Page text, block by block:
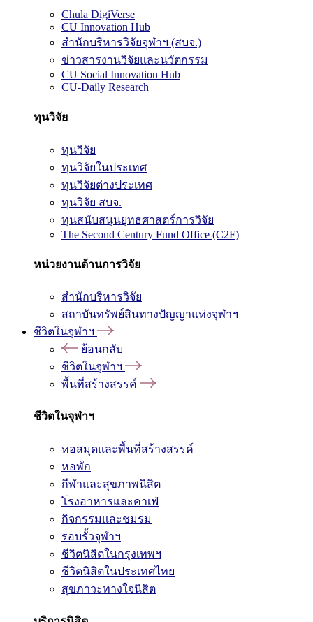
Chula DigiVerse
CU Innovation Hub
สำนักบริหารวิจัยจุฬาฯ (สบจ.)
ข่าวสารงานวิจัยและนวัตกรรม
CU Social Innovation Hub
CU-Daily Research
ทุนวิจัย
ทุนวิจัย
ทุนวิจัยในประเทศ
ทุนวิจัยต่างประเทศ
ทุนวิจัย สบจ.
ทุนสนับสนุนยุทธศาสตร์การวิจัย
The Second Century Fund Office (C2F)
หน่วยงานด้านการวิจัย
สำนักบริหารวิจัย
สถาบันทรัพย์สินทางปัญญาแห่งจุฬาฯ
ชีวิตในจุฬาฯ
ย้อนกลับ
ชีวิตในจุฬาฯ
พื้นที่สร้างสรรค์
ชีวิตในจุฬาฯ
หอสมุดและพื้นที่สร้างสรรค์
หอพัก
กีฬาและสุขภาพนิสิต
โรงอาหารและคาเฟ่
กิจกรรมและชมรม
รอบรั้วจุฬาฯ
ชีวิตนิสิตในกรุงเทพฯ
ชีวิตนิสิตในประเทศไทย
สุขภาวะทางใจนิสิต